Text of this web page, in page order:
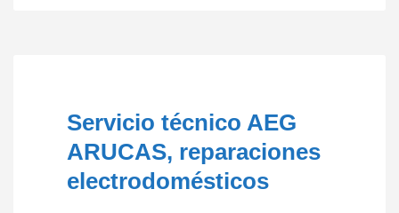
Servicio técnico AEG
ARUCAS, reparaciones
electrodomésticos